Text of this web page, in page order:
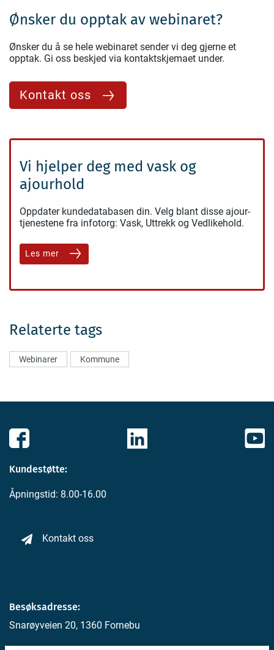
Ønsker du opptak av webinaret?
Ønsker du å se hele webinaret sender vi deg gjerne et
opptak. Gi oss beskjed via kontaktskjemaet under.
Kontakt oss
Vi hjelper deg med vask og
ajourhold
Oppdater kundedatabasen din. Velg blant disse ajour-
tjenestene fra infotorg: Vask, Uttrekk og Vedlikehold.
Les mer
Relaterte tags
Webinarer Kommune
Kundestøtte:
Åpningstid: 8.00-16.00
Kontakt oss
Besøksadresse:
Snarøyveien 20, 1360 Fornebu